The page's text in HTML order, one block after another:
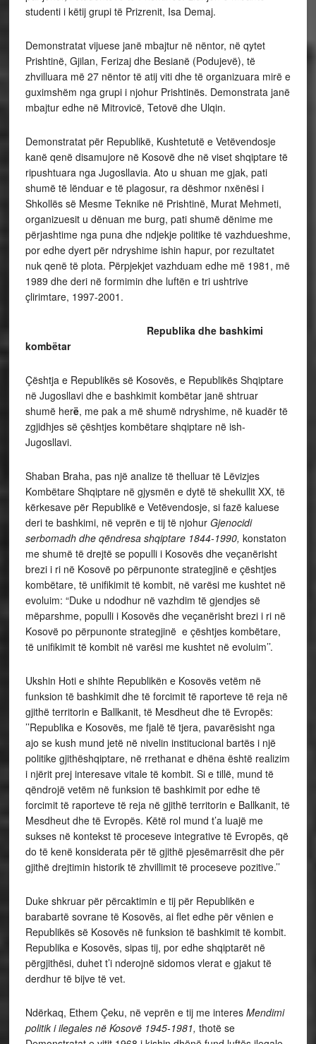
studenti i këtij grupi të Prizrenit, Isa Demaj.
Demonstratat vijuese janë mbajtur në nëntor, në qytet
Prishtinë, Gjilan, Ferizaj dhe Besianë (Podujevë), të
zhvilluara më 27 nëntor të atij viti dhe të organizuara mirë e
guximshëm nga grupi i njohur Prishtinës. Demonstrata janë
mbajtur edhe në Mitrovicë, Tetovë dhe Ulqin.
Demonstratat për Republikë, Kushtetutë e Vetëvendosje
kanë qenë disamujore në Kosovë dhe në viset shqiptare të
ripushtuara nga Jugosllavia. Ato u shuan me gjak, pati
shumë të lënduar e të plagosur, ra dëshmor nxënësi i
Shkollës së Mesme Teknike në Prishtinë, Murat Mehmeti,
organizuesit u dënuan me burg, pati shumë dënime me
përjashtime nga puna dhe ndjekje politike të vazhdueshme,
por edhe dyert për ndryshime ishin hapur, por rezultatet
nuk qenë të plota. Përpjekjet vazhduam edhe më 1981, më
1989 dhe deri në formimin dhe luftën e tri ushtrive
çlirimtare, 1997-2001.
Republika dhe bashkimi
kombëtar
Çështja e Republikës së Kosovës, e Republikës Shqiptare
në Jugosllavi dhe e bashkimit kombëtar janë shtruar
shumë herë, me pak a më shumë ndryshime, në kuadër të
zgjidhjes së çështjes kombëtare shqiptare në ish-
Jugosllavi.
Shaban Braha, pas një analize të thelluar të Lëvizjes
Kombëtare Shqiptare në gjysmën e dytë të shekullit XX, të
kërkesave për Republikë e Vetëvendosje, si fazë kaluese
deri te bashkimi, në veprën e tij të njohur Gjenocidi
serbomadh dhe qëndresa shqiptare 1844-1990, konstaton
me shumë të drejtë se populli i Kosovës dhe veçanërisht
brezi i ri në Kosovë po përpunonte strategjinë e çështjes
kombëtare, të unifikimit të kombit, në varësi me kushtet në
evoluim: “Duke u ndodhur në vazhdim të gjendjes së
mëparshme, populli i Kosovës dhe veçanërisht brezi i ri në
Kosovë po përpunonte strategjinë e çështjes kombëtare,
të unifikimit të kombit në varësi me kushtet në evoluim’’.
Ukshin Hoti e shihte Republikën e Kosovës vetëm në
funksion të bashkimit dhe të forcimit të raporteve të reja në
gjithë territorin e Ballkanit, të Mesdheut dhe të Evropës:
’’Republika e Kosovës, me fjalë të tjera, pavarësisht nga
ajo se kush mund jetë në nivelin institucional bartës i një
politike gjithëshqiptare, në rrethanat e dhëna është realizim
i njërit prej interesave vitale të kombit. Si e tillë, mund të
qëndrojë vetëm në funksion të bashkimit por edhe të
forcimit të raporteve të reja në gjithë territorin e Ballkanit, të
Mesdheut dhe të Evropës. Këtë rol mund t’a luajë me
sukses në kontekst të proceseve integrative të Evropës, që
do të kenë konsiderata për të gjithë pjesëmarrësit dhe për
gjithë drejtimin historik të zhvillimit të proceseve pozitive.’’
Duke shkruar për përcaktimin e tij për Republikën e
barabartë sovrane të Kosovës, ai flet edhe për vënien e
Republikës së Kosovës në funksion të bashkimit të kombit.
Republika e Kosovës, sipas tij, por edhe shqiptarët në
përgjithësi, duhet t’i nderojnë sidomos vlerat e gjakut të
derdhur të bijve të vet.
Ndërkaq, Ethem Çeku, në veprën e tij me interes Mendimi
politik i ilegales në Kosovë 1945-1981, thotë se